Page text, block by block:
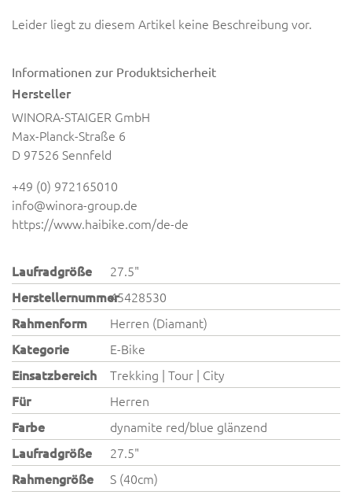
Leider liegt zu diesem Artikel keine Beschreibung vor.
Informationen zur Produktsicherheit
Hersteller
WINORA-STAIGER GmbH
Max-Planck-Straße 6
D 97526 Sennfeld
+49 (0) 972165010
info@winora-group.de
https://www.haibike.com/de-de
Laufradgröße
27.5"
Herstellernummer45428530
Rahmenform
Herren (Diamant)
Kategorie
E-Bike
Einsatzbereich
Trekking | Tour | City
Für
Herren
Farbe
dynamite red/blue glänzend
Laufradgröße
27.5"
Rahmengröße
S (40cm)